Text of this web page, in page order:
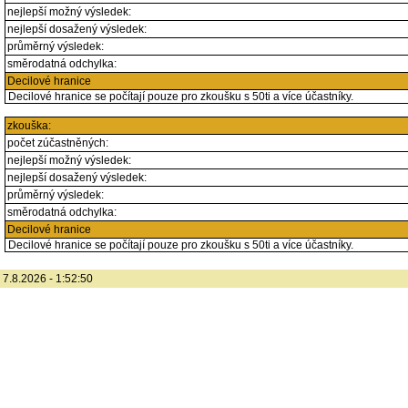
nejlepší možný výsledek:
nejlepší dosažený výsledek:
průměrný výsledek:
směrodatná odchylka:
Decilové hranice
Decilové hranice se počítají pouze pro zkoušku s 50ti a více účastníky.
zkouška:
počet zúčastněných:
nejlepší možný výsledek:
nejlepší dosažený výsledek:
průměrný výsledek:
směrodatná odchylka:
Decilové hranice
Decilové hranice se počítají pouze pro zkoušku s 50ti a více účastníky.
7.8.2026 - 1:52:50